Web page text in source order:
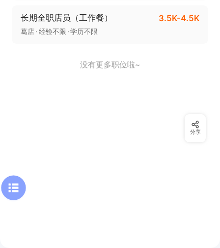
长期全职店员（工作餐） 3.5K-4.5K
葛店 经验不限 学历不限
没有更多职位啦~
分享